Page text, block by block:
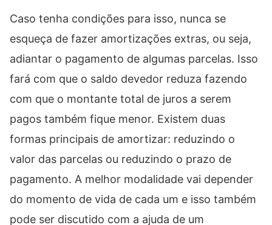
Caso tenha condições para isso, nunca se
esqueça de fazer amortizações extras, ou seja,
adiantar o pagamento de algumas parcelas. Isso
fará com que o saldo devedor reduza fazendo
com que o montante total de juros a serem
pagos também fique menor. Existem duas
formas principais de amortizar: reduzindo o
valor das parcelas ou reduzindo o prazo de
pagamento. A melhor modalidade vai depender
do momento de vida de cada um e isso também
pode ser discutido com a ajuda de um